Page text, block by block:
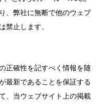
、弊社に無断で他のウェブ
禁止します。
正確性を記すべく情報を随
最新であることを保証する
、当ウェブサイト上の掲載